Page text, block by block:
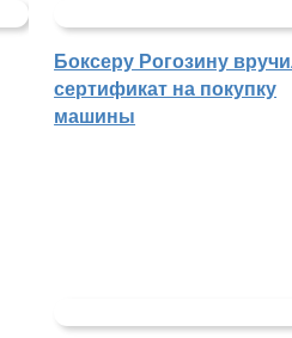
Боксеру Рогозину
сертификат на покупку
машины